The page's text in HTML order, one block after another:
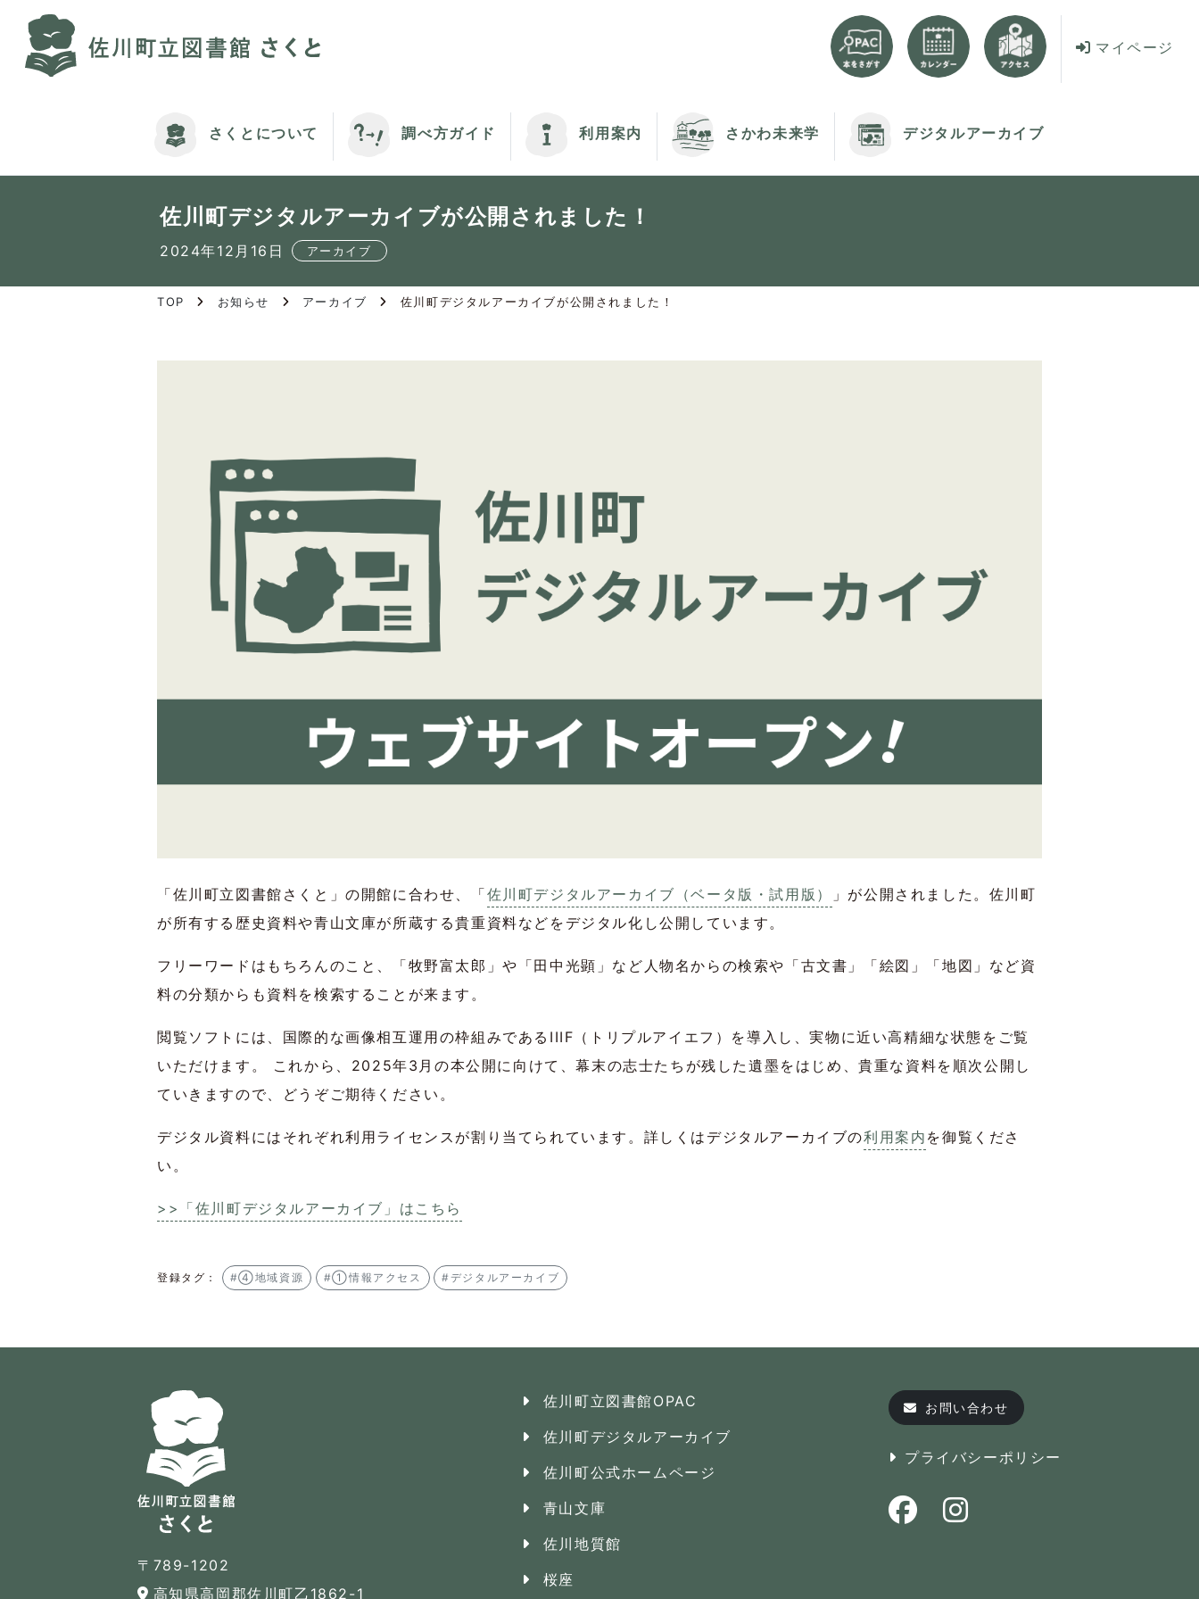
e
e
マイページ
さくとについて 調べ方ガイド 利用案内 さかわ未来学 デジタルアーカイブ
佐川町デジタルアーカイブが公開されました！
2024年12月16日 アーカイブ
TOP お知らせ アーカイブ 佐川町デジタルアーカイブが公開されました！
「佐川町立図書館さくと」の開館に合わせ、「佐川町デジタルアーカイブ（ベータ版・試用版）
」が公開されました。佐川町
が所有する歴史資料や青山文庫が所蔵する貴重資料などをデジタル化し公開しています。
フリーワードはもちろんのこと、「牧野富太郎」や「田中光顕」など人物名からの検索や「古文書」「絵図」「地図」など資
料の分類からも資料を検索することが来ます。
閲覧ソフトには、国際的な画像相互運用の枠組みであるIIIF（トリプルアイエフ）を導入し、実物に近い高精細な状態をご覧
いただけます。 これから、2025年3月の本公開に向けて、幕末の志士たちが残した遺墨をはじめ、貴重な資料を順次公開し
ていきますので、どうぞご期待ください。
デジタル資料にはそれぞれ利用ライセンスが割り当てられています。詳しくはデジタルアーカイブの利用案内 を御覧くださ
い。
>>「佐川町デジタルアーカイブ」はこちら
登録タグ： #④地域資源 #①情報アクセス #デジタルアーカイブ
〒789-1202
高知県高岡郡佐川町乙1862-1
佐川町立図書館OPAC
佐川町デジタルアーカイブ
佐川町公式ホームページ
青山文庫
佐川地質館
桜座
お問い合わせ
プライバシーポリシー